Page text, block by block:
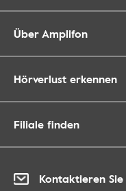
Über Amplifon
Hörverlust erkennen
Filiale finden
Kontaktieren Sie